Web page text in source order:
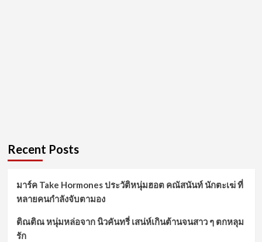
Recent Posts
มาร์ค Take Hormones ประวัติหนุ่มฮอต คณัสนันท์ นักตะเฆ่ ที่
หลายคนกำลังจับตามอง
ติณติณ หนุ่มหล่อจาก นิวคันทรี่ เสน่ห์เกินต้านจนสาว ๆ ตกหลุม
รัก